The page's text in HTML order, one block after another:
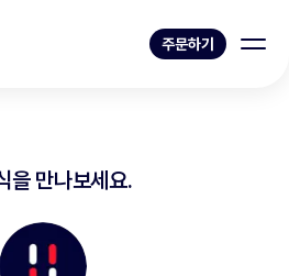
주문하기
을 만나보세요.